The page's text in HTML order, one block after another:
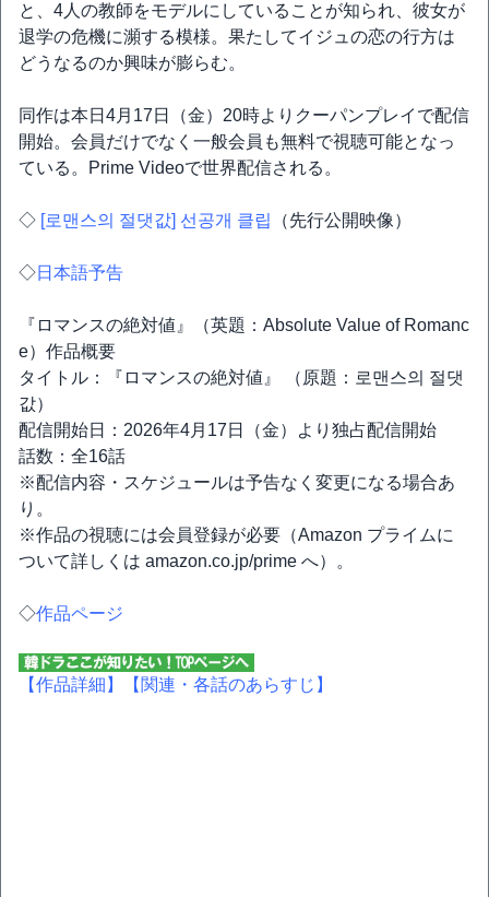
と、4人の教師をモデルにしていることが知られ、彼女が
退学の危機に瀕する模様。果たしてイジュの恋の行方は
どうなるのか興味が膨らむ。
同作は本日4月17日（金）20時よりクーパンプレイで配信
開始。会員だけでなく一般会員も無料で視聴可能となっ
ている。Prime Videoで世界配信される。
◇ [로맨스의 절댓값] 선공개 클립 （先行公開映像）
◇日本語予告
『ロマンスの絶対値』（英題：Absolute Value of Romanc
e）作品概要
タイトル：『ロマンスの絶対値』 （原題：로맨스의 절댓
값）
配信開始日：2026年4月17日（金）より独占配信開始
話数：全16話
※配信内容・スケジュールは予告なく変更になる場合あ
り。
※作品の視聴には会員登録が必要（Amazon プライムに
ついて詳しくは amazon.co.jp/prime へ）。
◇作品ページ
【作品詳細】 【関連・各話のあらすじ】